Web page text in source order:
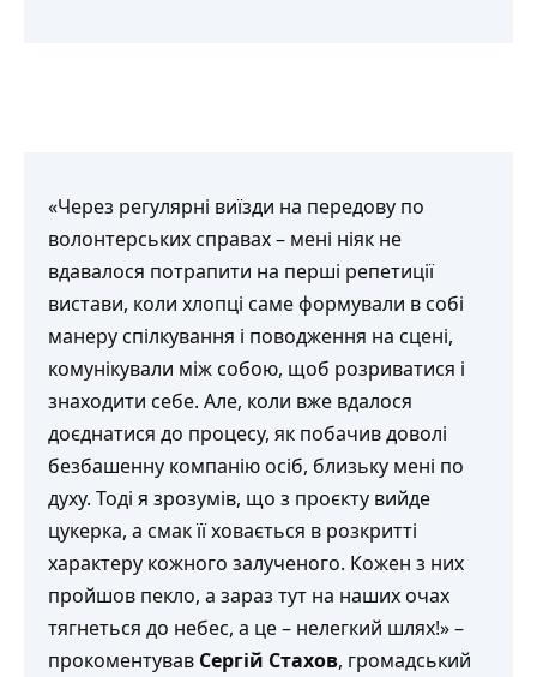
«Через регулярні виїзди на передову по
волонтерських справах – мені ніяк не
вдавалося потрапити на перші репетиції
вистави, коли хлопці саме формували в собі
манеру спілкування і поводження на сцені,
комунікували між собою, щоб розриватися і
знаходити себе. Але, коли вже вдалося
доєднатися до процесу, як побачив доволі
безбашенну компанію осіб, близьку мені по
духу. Тоді я зрозумів, що з проєкту вийде
цукерка, а смак її ховається в розкритті
характеру кожного залученого. Кожен з них
пройшов пекло, а зараз тут на наших очах
тягнеться до небес, а це – нелегкий шлях!» –
прокоментував Сергій Стахов, громадський